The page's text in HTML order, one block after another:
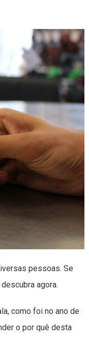
pessoas. Se
agora.
como foi no ano de
o por quê desta